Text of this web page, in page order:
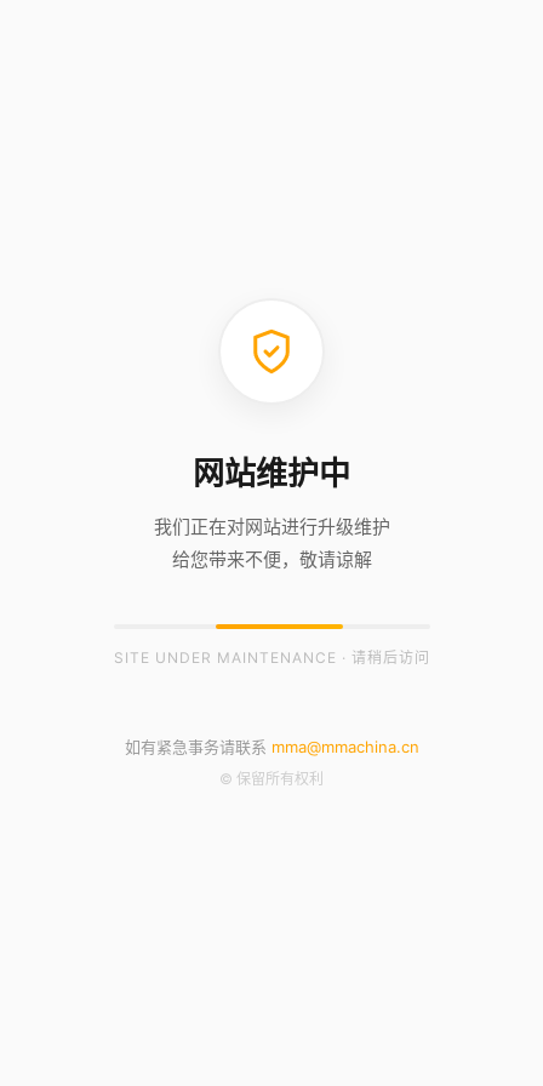
网站维护中
我们正在对网站进行升级维护
给您带来不便，敬请谅解
SITE UNDER MAINTENANCE · 请稍后访问
如有紧急事务请联系 mma@mmachina.cn
© 保留所有权利